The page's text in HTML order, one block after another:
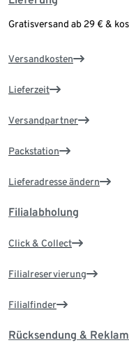
Gratisversand ab 29 € &
Versandkosten
Lieferzeit
Versandpartner
Packstation
Lieferadresse ändern
Filialabholung
Click & Collect
Filialreservierung
Filialfinder
Rücksendung &